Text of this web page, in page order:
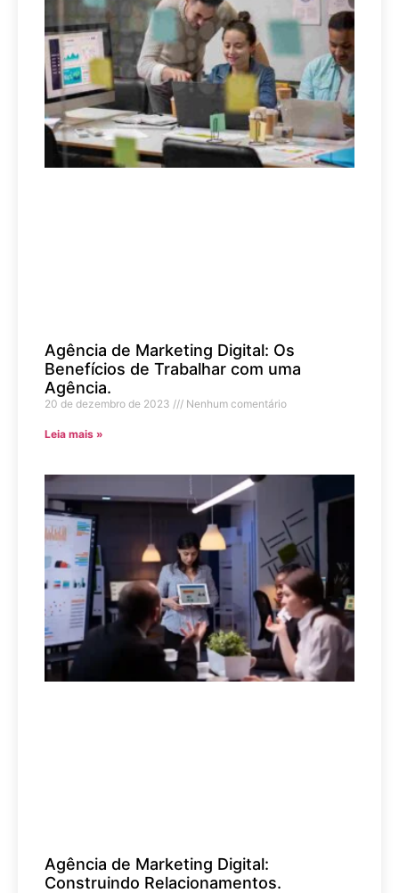
Agência de Marketing Digital: Os
Benefícios de Trabalhar com uma
Agência.
20 de dezembro de 2023 Nenhum comentário
Leia mais »
Agência de Marketing Digital:
Construindo Relacionamentos.